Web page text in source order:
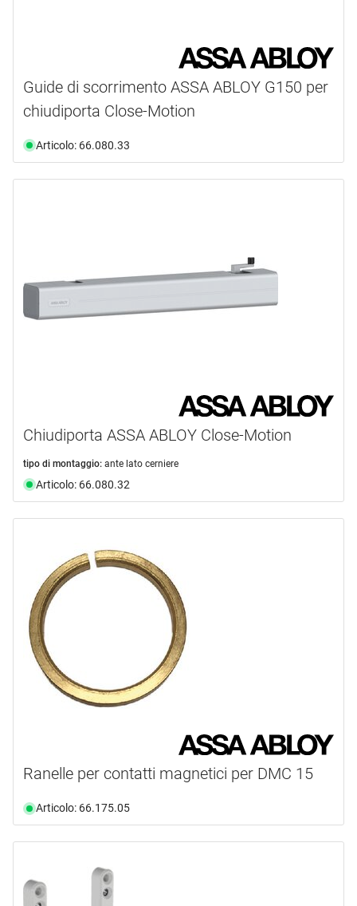
Guide di scorrimento ASSA ABLOY G150 per
chiudiporta Close-Motion
Articolo: 66.080.33
Chiudiporta ASSA ABLOY Close-Motion
tipo di montaggio: ante lato cerniere
Articolo: 66.080.32
Ranelle per contatti magnetici per DMC 15
Articolo: 66.175.05